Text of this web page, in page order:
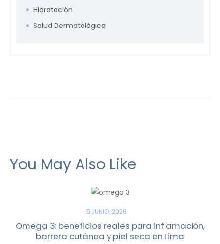
Hidratación
Salud Dermatológica
You May Also Like
5 JUNIO, 2026
Omega 3: beneficios reales para inflamación,
barrera cutánea y piel seca en Lima